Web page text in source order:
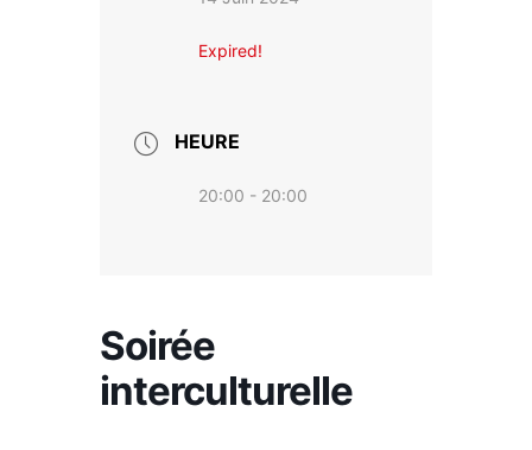
Expired!
HEURE
20:00 - 20:00
Soirée
interculturelle